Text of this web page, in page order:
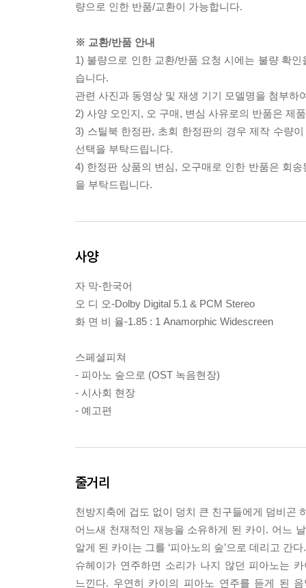
량으로 인한 반품/교환이 가능합니다.
※ 교환/반품 안내
1) 불량으로 인한 교환/반품 요청 시에는 불량 확
습니다.
관련 사진과 동영상 및 재생 기기 모델명을 첨부하
2) 사양 오인지, 오 구매, 변심 사유로의 반품은 제
3) 스틸북 한정판, 초회 한정판의 경우 제작 수량
선택을 부탁드립니다.
4) 한정판 상품의 변심, 오구매로 인한 반품은 회
을 부탁드립니다.
사양
자 막-한국어
오 디 오-Dolby Digital 5.1 & PCM Stereo
화 면 비 율-1.85 : 1 Anamorphic Widescreen
스페셜피쳐
- 피아노 숲으로 (OST 녹음현장)
- 시사회 현장
- 예고편
줄거리
천방지축에 겁도 없이 덩치 큰 친구들에게 덤비곤
어느새 천재적인 재능을 소유하게 된 카이. 어느
알게 된 카이는 그를 ‘피아노의 숲’으로 데리고 간다.
슈헤이가 연주하면 소리가 나지 않던 피아노는
느낀다. 우연히 카이의 피아노 연주를 듣게 된